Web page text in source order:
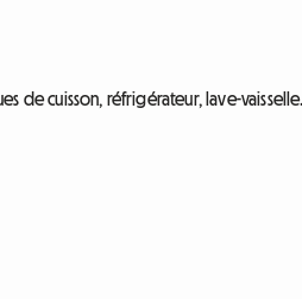
de cuisson, réfrigérateur, lave-vaisselle.